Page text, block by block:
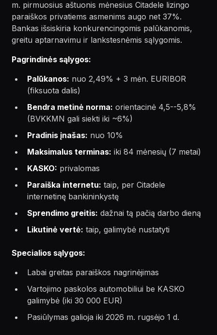
m. pirmuosius aštuonis mėnesius Citadele lizingo
paraiškos privatiems asmenims augo net 37%.
Bankas išsiskiria konkurencingomis palūkanomis,
greitu aptarnavimu ir lankstesnėmis sąlygomis.
Pagrindinės sąlygos:
Palūkanos: nuo 2,49% + 3 mėn. EURIBOR
(fiksuota dalis)
Bendra metinė norma: orientacinė 4,5--5,8%
(BVKKMN gali siekti iki ~6%)
Pradinis įnašas: nuo 10%
Maksimalus terminas: iki 84 mėnesių (7 metai)
KASKO: privalomas
Paraiška internetu: taip, per Citadele
internetinę bankininkystę
Sprendimo greitis: dažnai tą pačią darbo dieną
Likutinė vertė: taip, galimybė nustatyti
Specialios sąlygos:
Labai greitas paraiškos nagrinėjimas
Vartojimo paskolos automobiliui be KASKO
galimybė (iki 30 000 EUR)
Pasiūlymas galioja iki 2026 m. rugsėjo 1 d.